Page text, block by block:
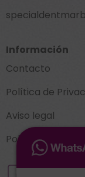
Información
Contacto
Política de
Aviso legal
Política de